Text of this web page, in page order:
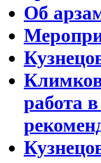
Об
работа